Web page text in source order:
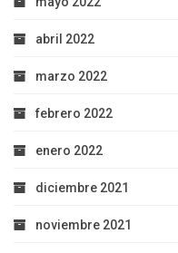
abril 2022
marzo 2022
febrero 2022
enero 2022
diciembre 2021
noviembre 2021